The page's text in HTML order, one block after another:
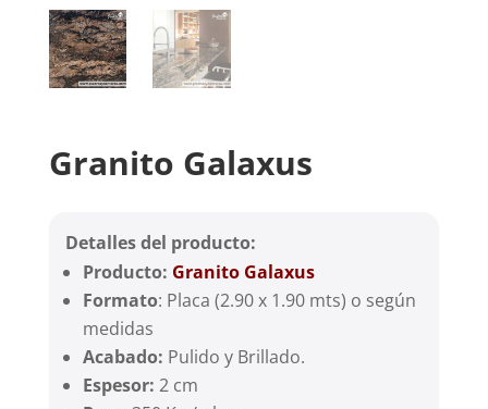
Granito Galaxus
Detalles del producto:
Producto: Granito Galaxus
Formato: Placa (2.90 x 1.90 mts) o según
medidas
Acabado: Pulido y Brillado.
Espesor: 2 cm